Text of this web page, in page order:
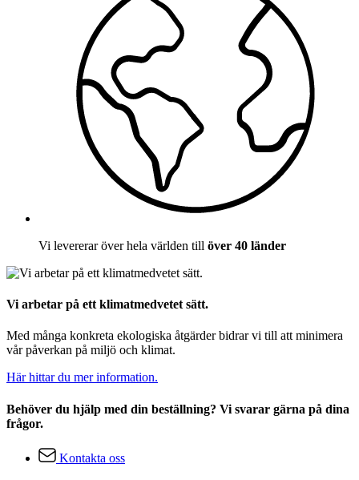
Vi levererar över hela världen till över 40 länder
Vi arbetar på ett klimatmedvetet sätt.
Med många konkreta ekologiska åtgärder bidrar vi till att minimera
vår påverkan på miljö och klimat.
Här hittar du mer information.
Behöver du hjälp med din beställning? Vi svarar gärna på dina
frågor.
Kontakta oss